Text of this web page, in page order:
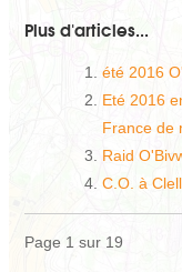
Plus d'articles...
été 2016
Eté 2016
France de
Raid
C.O. à
Page 1 sur 19